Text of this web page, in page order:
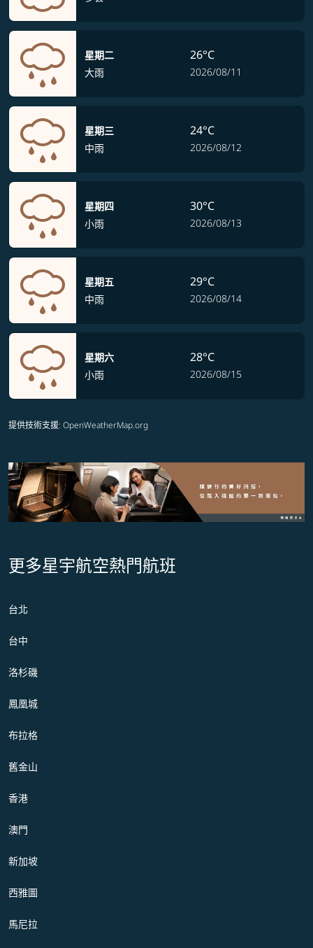
星期二
大雨
26°C
2026/08/11
星期三
中雨
24°C
2026/08/12
星期四
小雨
30°C
2026/08/13
星期五
中雨
29°C
2026/08/14
星期六
小雨
28°C
2026/08/15
提供技術支援: OpenWeatherMap.org
更多星宇航空熱門航班
台北
台中
洛杉磯
鳳凰城
布拉格
舊金山
香港
澳門
新加坡
西雅圖
馬尼拉